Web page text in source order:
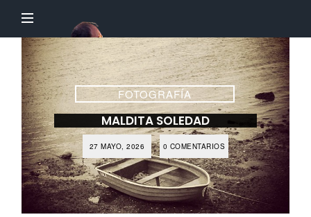
Profesor
Chillón
FOTOGRAFÍA
MALDITA SOLEDAD
27 MAYO, 2026 0 COMENTARIOS